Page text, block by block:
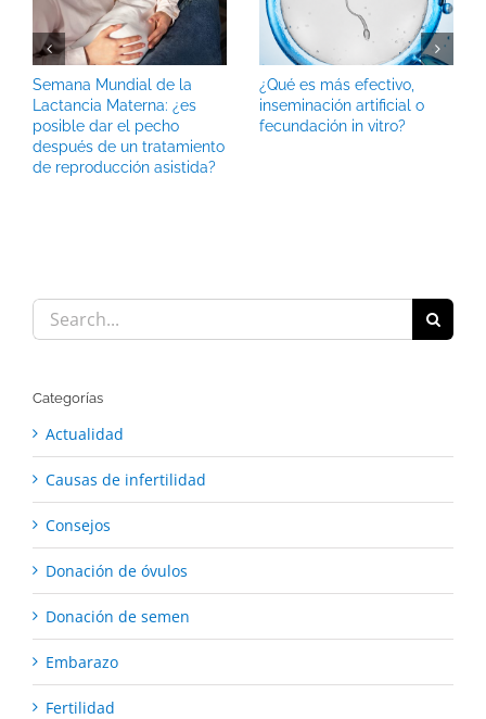
Semana Mundial de la
Lactancia Materna: ¿es
posible dar el pecho
después de un tratamiento
de reproducción asistida?
¿Qué es más efectivo,
inseminación artificial o
fecundación in vitro?
Search
for:
Categorías
Actualidad
Causas de infertilidad
Consejos
Donación de óvulos
Donación de semen
Embarazo
Fertilidad